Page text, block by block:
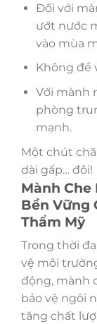
Đối với
ướt nước
vào mùa
Không để
Với mành
phòng
mạnh.
Một chút
dài gấp… đôi!
Mành Che
Bền Vững
Thẩm Mỹ
Trong thời
vệ môi
động, mành
bảo vệ ngôi
tăng chất